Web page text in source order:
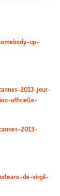
up-
2013-jour-
officielle-
2013-
de-virgil-